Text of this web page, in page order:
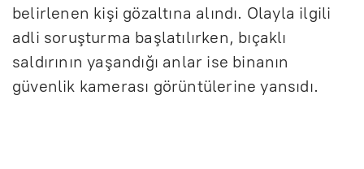
belirlenen kişi gözaltına alındı. Olayla ilgili
adli soruşturma başlatılırken, bıçaklı
saldırının yaşandığı anlar ise binanın
güvenlik kamerası görüntülerine yansıdı.